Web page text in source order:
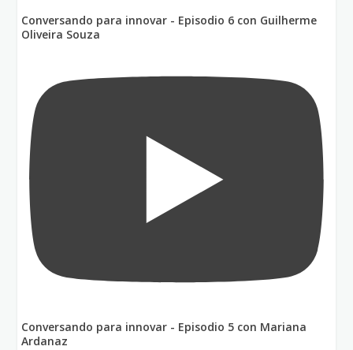
Conversando para innovar - Episodio 6 con Guilherme
Oliveira Souza
Conversando para innovar - Episodio 5 con Mariana
Ardanaz